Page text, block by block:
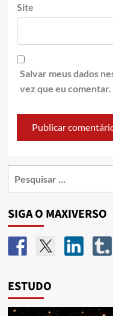
Site
Salvar meus dados
vez que eu comentar.
SIGA O MAXIVERSO
ESTUDO